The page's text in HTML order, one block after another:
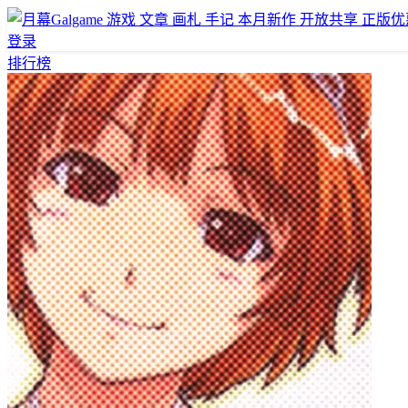
游戏 文章 画札 手记 本月新作 开放共享 正版
登录
排行榜